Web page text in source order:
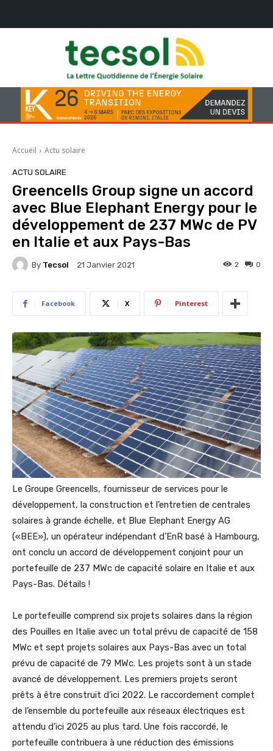
Accueil Actu solaire
ACTU SOLAIRE
Greencells Group signe un accord
avec Blue Elephant Energy pour le
développement de 237 MWc de PV
en Italie et aux Pays-Bas
By Tecsol 21 Janvier 2021 0
2
Facebook X Pinterest
Le Groupe Greencells, fournisseur de services pour le
développement, la construction et l’entretien de centrales
solaires à grande échelle, et Blue Elephant Energy AG
(«BEE»), un opérateur indépendant d’EnR basé à Hambourg,
ont conclu un accord de développement conjoint pour un
portefeuille de 237 MWc de capacité solaire en Italie et aux
Pays-Bas. Détails !
Le portefeuille comprend six projets solaires dans la région
des Pouilles en Italie avec un total prévu de capacité de 158
MWc et sept projets solaires aux Pays-Bas avec un total
prévu de capacité de 79 MWc. Les projets sont à un stade
avancé de développement. Les premiers projets seront
prêts à être construit d’ici 2022. Le raccordement complet
de l’ensemble du portefeuille aux réseaux électriques est
attendu d’ici 2025 au plus tard. Une fois raccordé, le
portefeuille contribuera à une réduction des émissions